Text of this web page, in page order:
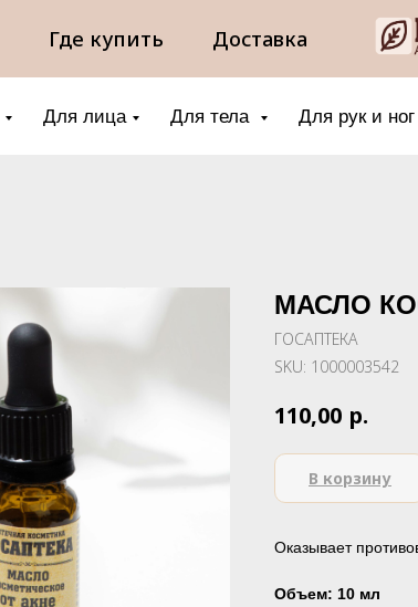
Где купить Доставка
Для лица Для тела Для рук и ног
МАСЛО
ГОСАПТЕКА
SKU: 1000003542
110,00 р.
В корзину
Оказывает
Объем: 10 мл